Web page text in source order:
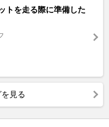
トを走る際に準備した
見る